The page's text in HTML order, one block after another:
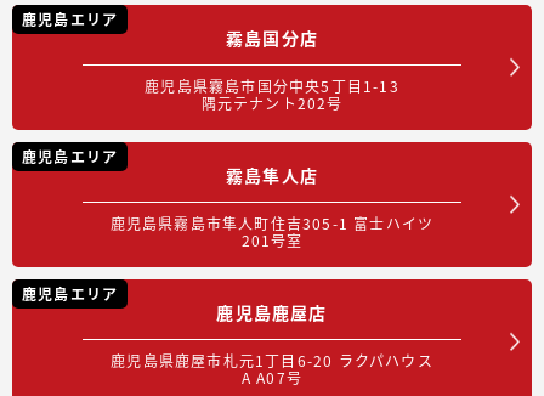
鹿児島エリア
霧島国分店
鹿児島県霧島市国分中央5丁目1-13
隅元テナント202号
鹿児島エリア
霧島隼人店
鹿児島県霧島市隼人町住吉305-1 富士ハイツ
201号室
鹿児島エリア
鹿児島鹿屋店
鹿児島県鹿屋市札元1丁目6-20 ラクパハウス
A A07号